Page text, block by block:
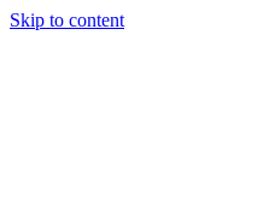
Skip to content